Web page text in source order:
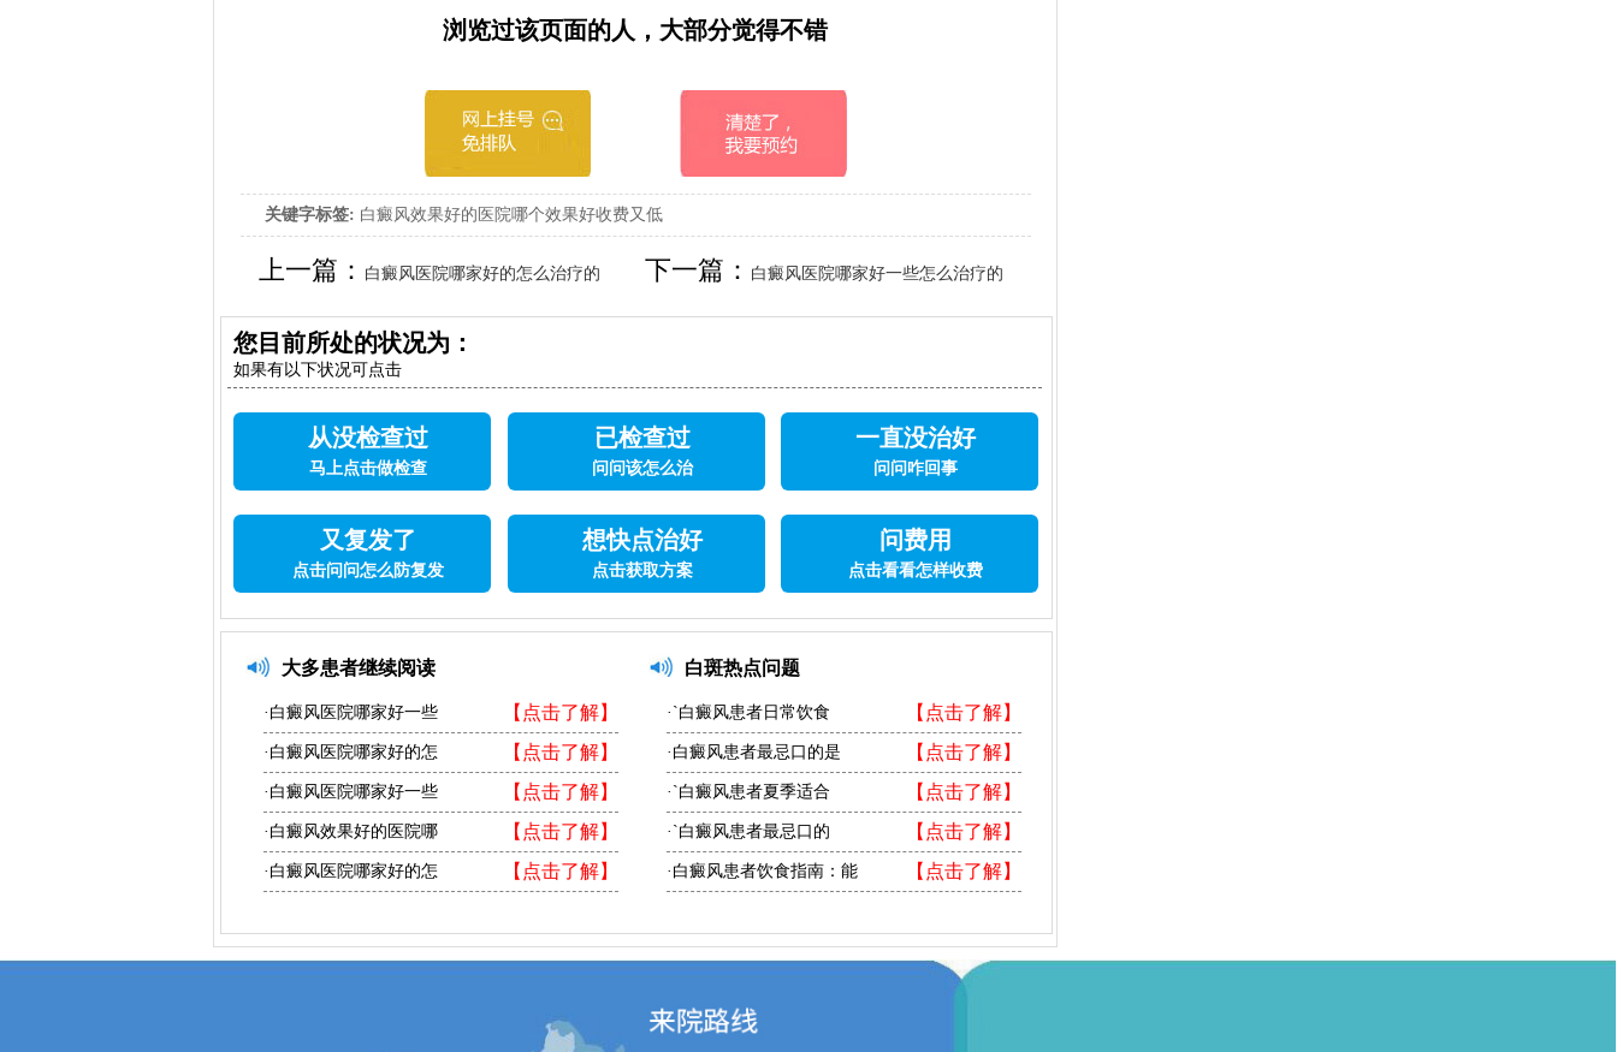
浏览过该页面的人，大部分觉得不错
关键字标签: 白癜风效果好的医院哪个效果好收费又低
上一篇： 白癜风医院哪家好的怎么治疗的 下一篇： 白癜风医院哪家好一些怎么治疗的
您目前所处的状况为：
如果有以下状况可点击
从没检查过
马上点击做检查
已检查过
问问该怎么治
一直没治好
问问咋回事
又复发了
点击问问怎么防复发
想快点治好
点击获取方案
问费用
点击看看怎样收费
大多患者继续阅读
【点击了解】
·白癜风医院哪家好一些
【点击了解】
·白癜风医院哪家好的怎
【点击了解】
·白癜风医院哪家好一些
【点击了解】
·白癜风效果好的医院哪
【点击了解】
·白癜风医院哪家好的怎
白斑热点问题
【点击了解】
·`白癜风患者日常饮食
【点击了解】
·白癜风患者最忌口的是
【点击了解】
·`白癜风患者夏季适合
【点击了解】
·`白癜风患者最忌口的
【点击了解】
·白癜风患者饮食指南：能